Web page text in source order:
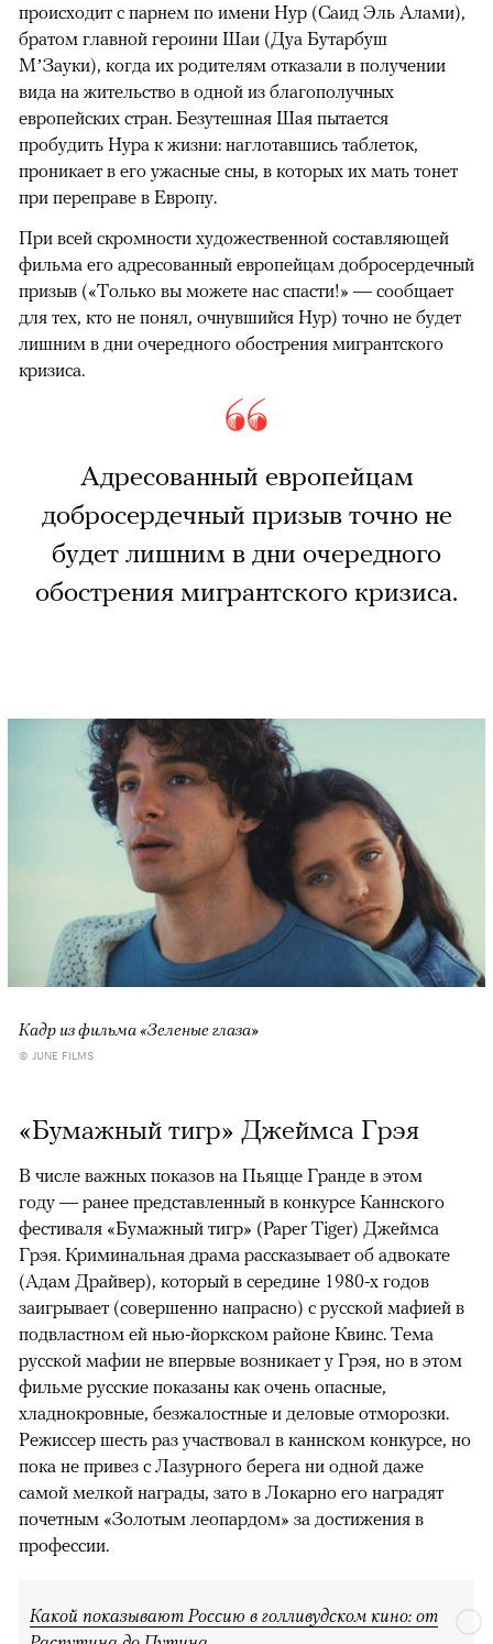
происходит с парнем по имени Нур (Саид Эль Алами),
братом главной героини Шаи (Дуа Бутарбуш
М’Зауки), когда их родителям отказали в получении
вида на жительство в одной из благополучных
европейских стран. Безутешная Шая пытается
пробудить Нура к жизни: наглотавшись таблеток,
проникает в его ужасные сны, в которых их мать тонет
при переправе в Европу.
При всей скромности художественной составляющей
фильма его адресованный европейцам добросердечный
призыв («Только вы можете нас спасти!» — сообщает
для тех, кто не понял, очнувшийся Нур) точно не будет
лишним в дни очередного обострения мигрантского
кризиса.
Адресованный европейцам
добросердечный призыв точно не
будет лишним в дни очередного
обострения мигрантского кризиса.
Кадр из фильма «Зеленые глаза»
© JUNE FILMS
«Бумажный тигр» Джеймса Грэя
В числе важных показов на Пьяцце Гранде в этом
году — ранее представленный в конкурсе Каннского
фестиваля «Бумажный тигр» (Paper Tiger) Джеймса
Грэя. Криминальная драма рассказывает об адвокате
(Адам Драйвер), который в середине 1980-х годов
заигрывает (совершенно напрасно) с русской мафией в
подвластном ей нью-йоркском районе Квинс. Тема
русской мафии не впервые возникает у Грэя, но в этом
фильме русские показаны как очень опасные,
хладнокровные, безжалостные и деловые отморозки.
Режиссер шесть раз участвовал в каннском конкурсе, но
пока не привез с Лазурного берега ни одной даже
самой мелкой награды, зато в Локарно его наградят
почетным «Золотым леопардом» за достижения в
профессии.
Какой показывают Россию в голливудском кино: от